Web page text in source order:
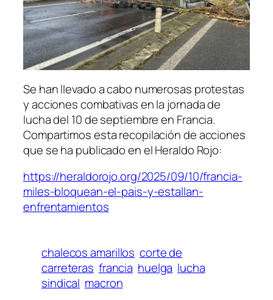
Se han llevado a cabo numerosas protestas
y acciones combativas en la jornada de
lucha del 10 de septiembre en Francia.
Compartimos esta recopilación de acciones
que se ha publicado en el Heraldo Rojo:
https://heraldorojo.org/2025/09/10/francia-
miles-bloquean-el-pais-y-estallan-
enfrentamientos
chalecos amarillos corte de
carreteras francia huelga lucha
sindical macron